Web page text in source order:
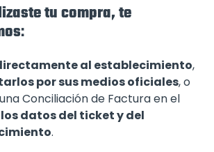
tu compra, te
:
al establecimiento,
por sus medios oficiales, o
Conciliación de Factura en el
datos del ticket y del
.